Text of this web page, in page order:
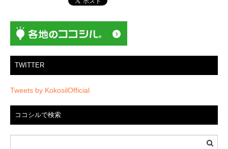
ョ
ン
TWITTER
Tweets by KokosilOfficial
ココシルで検索